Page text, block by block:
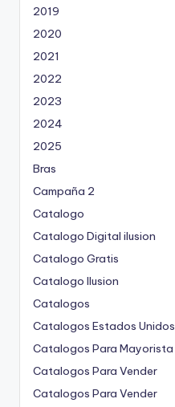
2019
2020
2021
2022
2023
2024
2025
Bras
Campaña 2
Catalogo
Catalogo Digital ilusion
Catalogo Gratis
Catalogo Ilusion
Catalogos
Catalogos Estados Unidos
Catalogos Para Mayorista
Catalogos Para Vender
Catalogos Para Vender